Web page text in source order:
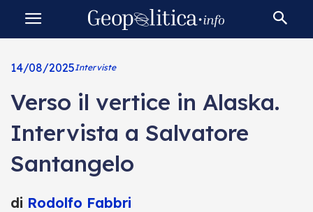
14/08/2025Interviste
Verso il vertice in Alaska.
Intervista a Salvatore
Santangelo
di Rodolfo Fabbri